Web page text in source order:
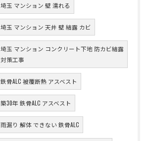
埼玉 マンション 壁 濡れる
埼玉 マンション 天井 壁 結露 カビ
埼玉 マンション コンクリート下地 防カビ結露
対策工事
鉄骨ALC 被覆断熱 アスベスト
築30年 鉄骨ALC アスベスト
雨漏り 解体 できない 鉄骨ALC